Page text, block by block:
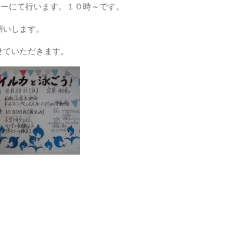
にて行います。１０時～です。
します。
いただきます。